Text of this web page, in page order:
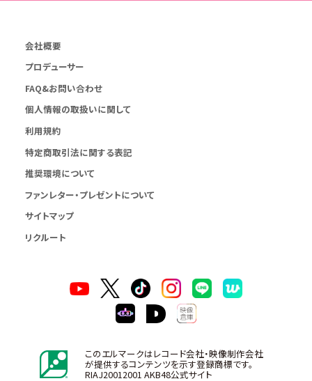
会社概要
プロデューサー
FAQ&お問い合わせ
個人情報の取扱いに関して
利用規約
特定商取引法に関する表記
推奨環境について
ファンレター・プレゼントについて
サイトマップ
リクルート
このエルマークはレコード会社・映像制作会社
が提供するコンテンツを示す登録商標です。
RIAJ20012001 AKB48公式サイト